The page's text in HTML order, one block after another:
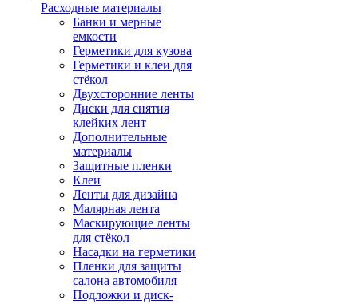
Расходные материалы
Банки и мерные
емкости
Герметики для кузова
Герметики и клеи для
стёкол
Двухсторонние ленты
Диски для снятия
клейких лент
Дополнительные
материалы
Защитные пленки
Клеи
Ленты для дизайна
Малярная лента
Маскирующие ленты
для стёкол
Насадки на герметики
Пленки для защиты
салона автомобиля
Подложки и диск-